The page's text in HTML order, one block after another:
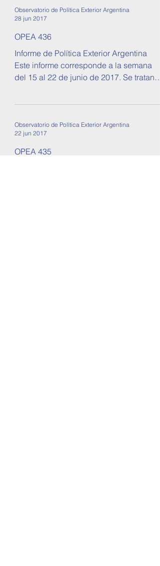
Observatorio de Política Exterior Argentina
28 jun 2017
OPEA 436
Informe de Política Exterior Argentina
Este informe corresponde a la semana
del 15 al 22 de junio de 2017. Se tratan
Observatorio de Política Exterior Argentina
22 jun 2017
OPEA 435